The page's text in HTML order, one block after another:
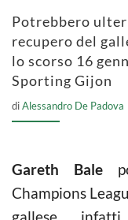
Potrebbero
recupero del
lo scorso 16
Sporting Gijon
diAlessandro De Padova
Gareth Bale
Champions